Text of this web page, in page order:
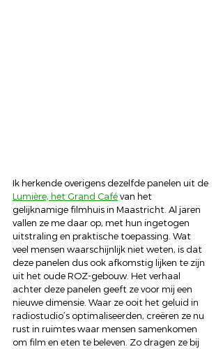
Ik herkende overigens dezelfde panelen uit de
Lumière, het Grand Café van het
gelijknamige filmhuis in Maastricht. Al jaren
vallen ze me daar op, met hun ingetogen
uitstraling en praktische toepassing. Wat
veel mensen waarschijnlijk niet weten, is dat
deze panelen dus ook afkomstig lijken te zijn
uit het oude ROZ-gebouw. Het verhaal
achter deze panelen geeft ze voor mij een
nieuwe dimensie. Waar ze ooit het geluid in
radiostudio’s optimaliseerden, creëren ze nu
rust in ruimtes waar mensen samenkomen
om film en eten te beleven. Zo dragen ze bij